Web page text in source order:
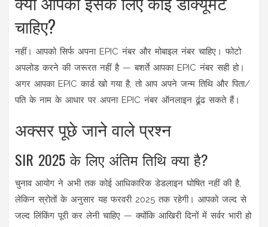
चाहिए?
नहीं। आपको सिर्फ अपना EPIC नंबर और मोबाइल नंबर चाहिए। फोटो
अपलोड करने की जरूरत नहीं है — बशर्ते आपका EPIC नंबर सही हो।
अगर आपका EPIC कार्ड खो गया है, तो आप अपने जन्म तिथि और पिता/
पति के नाम के आधार पर अपना EPIC नंबर ऑनलाइन ढूंढ सकते हैं।
अक्सर पूछे जाने वाले प्रश्न
SIR 2025 के लिए अंतिम तिथि क्या है?
चुनाव आयोग ने अभी तक कोई आधिकारिक डेडलाइन घोषित नहीं की है,
लेकिन स्रोतों के अनुसार यह फरवरी 2025 तक रहेगी। आपको जल्द से
जल्द लिंकिंग पूरी कर लेनी चाहिए — क्योंकि आखिरी दिनों में सर्वर भारी हो